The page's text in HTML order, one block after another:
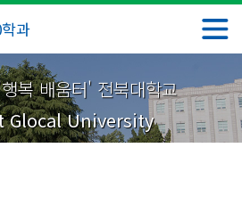
과
복 배움터' 전북대학교
Glocal University